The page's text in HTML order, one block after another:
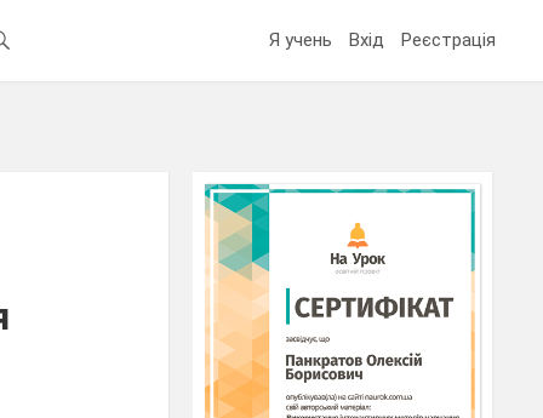
Я учень Вхід Реєстрація